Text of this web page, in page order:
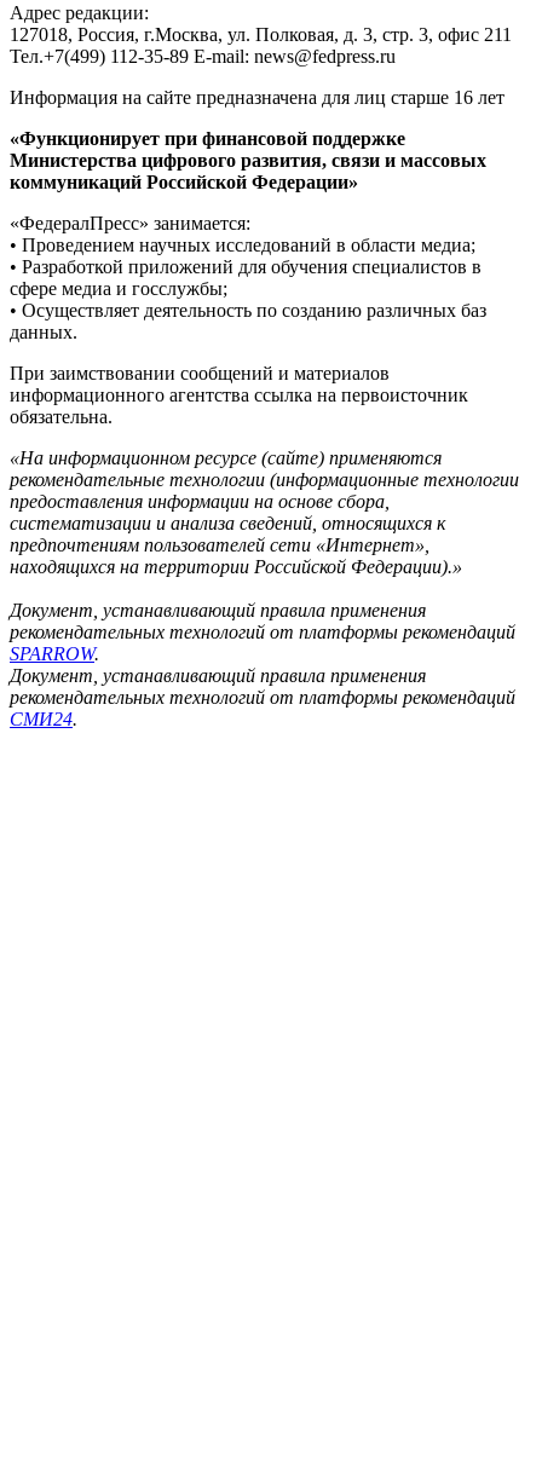
Адрес редакции:
127018, Россия, г.Москва, ул. Полковая, д. 3, стр. 3, офис 211
Тел.+7(499) 112-35-89 E-mail: news@fedpress.ru
Информация на сайте предназначена для лиц старше 16 лет
«Функционирует при финансовой поддержке
Министерства цифрового развития, связи и массовых
коммуникаций Российской Федерации»
«ФедералПресс» занимается:
• Проведением научных исследований в области медиа;
• Разработкой приложений для обучения специалистов в
сфере медиа и госслужбы;
• Осуществляет деятельность по созданию различных баз
данных.
При заимствовании сообщений и материалов
информационного агентства ссылка на первоисточник
обязательна.
«На информационном ресурсе (сайте) применяются
рекомендательные технологии (информационные технологии
предоставления информации на основе сбора,
систематизации и анализа сведений, относящихся к
предпочтениям пользователей сети «Интернет»,
находящихся на территории Российской Федерации).»
Документ, устанавливающий правила применения
рекомендательных технологий от платформы рекомендаций
SPARROW.
Документ, устанавливающий правила применения
рекомендательных технологий от платформы рекомендаций
СМИ24.